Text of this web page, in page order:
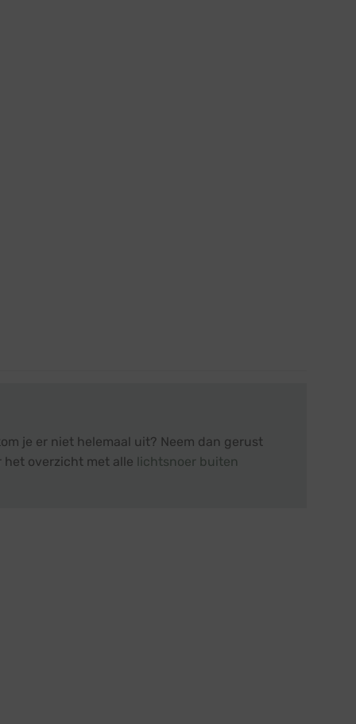
je er niet helemaal uit? Neem dan gerust
het overzicht met alle lichtsnoer buiten